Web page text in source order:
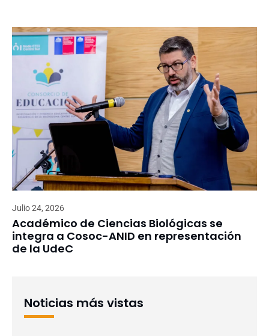
Julio 24, 2026
Académico de Ciencias Biológicas se
integra a Cosoc-ANID en representación
de la UdeC
Noticias más vistas